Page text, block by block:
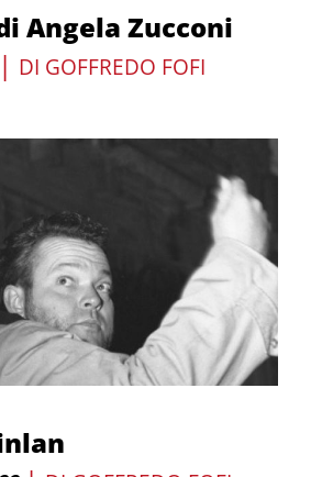
Angela Zucconi
| DI GOFFREDO FOFI